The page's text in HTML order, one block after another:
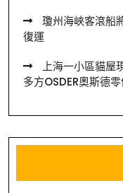
瓊州海峽客滾船
復運
上海一小區貓屋
多方OSDER奧斯德